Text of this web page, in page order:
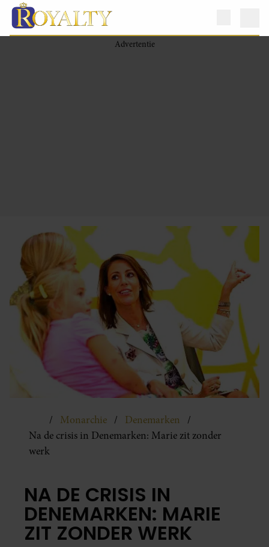
Monarchie
Denemarken
Na de crisis in Denemarken: Marie zit zonder
werk
NA DE CRISIS IN
DENEMARKEN: MARIE
ZIT ZONDER WERK